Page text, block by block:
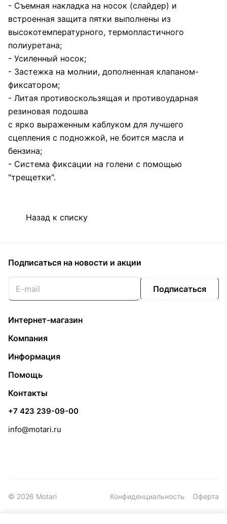
- Съемная накладка на носок (слайдер) и
встроенная защита пятки выполнены из
высокотемпературного, термопластичного
полиуретана;
- Усиленный носок;
- Застежка на молнии, дополненная клапаном-
фиксатором;
- Литая противоскользящая и противоударная
резиновая подошва
с ярко выраженным каблуком для лучшего
сцепления с подножкой, не боится масла и
бензина;
- Система фиксации на голени с помощью
"трещетки".
Назад к списку
Подписаться на новости и акции
Подписаться
Интернет-магазин
Компания
Информация
Помощь
Контакты
+7 423 239-09-00
info@motari.ru
© 2026 Motari Конфиденциальность Оферта